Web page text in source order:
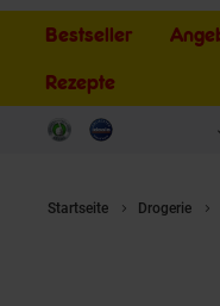
Bestseller
Rezepte
Startseite Drogerie